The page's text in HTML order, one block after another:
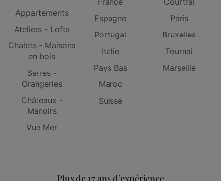
Appartements
Ateliers - Lofts
Chalets - Maisons
en bois
Serres -
Orangeries
Châteaux -
Manoirs
Vue Mer
Espagne
Portugal
Italie
Pays Bas
Maroc
Suisse
Paris
Bruxelles
Tournai
Marseille
Plus de 17 ans d’expérience